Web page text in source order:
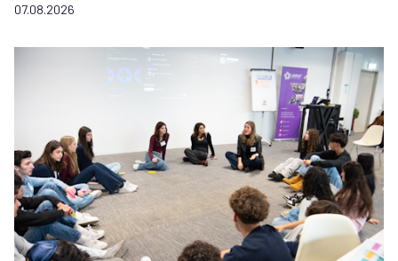
07.08.2026